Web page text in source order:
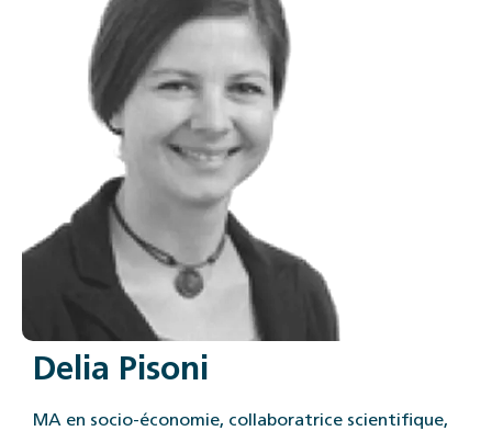
Delia Pisoni
MA en socio-économie, collaboratrice scientifique,